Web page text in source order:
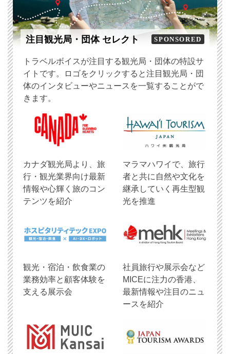
注目観光局・団体 セレクト SPONSORED
トラベルボイスが注目する観光局・団体の特設サ
イトです。ロゴをクリックすると注目観光局・団
体のインタビューやニュースを一覧することがで
きます。
​カナダ観光局より、旅
行・観光業界向け最新
情報や心輝く旅のコン
テンツを紹介
マラマハワイで、旅行
者と共に自然や文化を
継承していく再生型観
光を推進
観光・宿泊・飲食業の
業務効率と顧客体験を
支える展示会
社員旅行や展示会など
MICEに注力の香港、
最新情報や注目のニュ
ースを紹介